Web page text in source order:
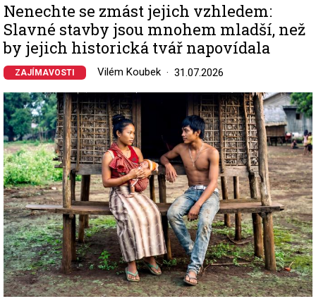
Nenechte se zmást jejich vzhledem:
Slavné stavby jsou mnohem mladší, než
by jejich historická tvář napovídala
ZAJÍMAVOSTI Vilém Koubek 31.07.2026
Image